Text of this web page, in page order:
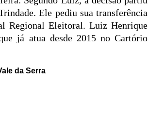
Ele pediu sua transferência
Regional Eleitoral. Luiz Henrique
já atua desde 2015 no Cartório
da Serra